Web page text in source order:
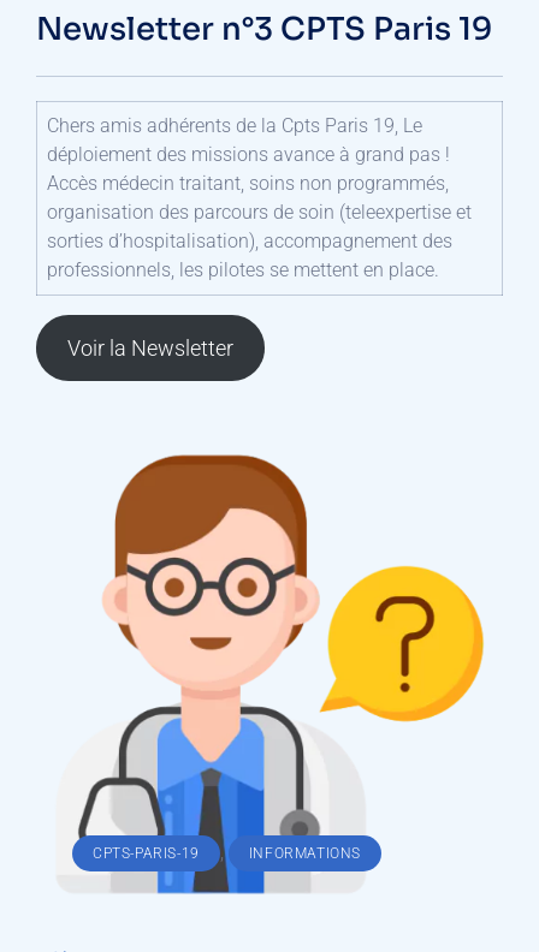
Newsletter n°3 CPTS Paris 19
Chers amis adhérents de la Cpts Paris 19, Le
déploiement des missions avance à grand pas !
Accès médecin traitant, soins non programmés,
organisation des parcours de soin (teleexpertise et
sorties d’hospitalisation), accompagnement des
professionnels, les pilotes se mettent en place.
Voir la Newsletter
CPTS-PARIS-19 , INFORMATIONS